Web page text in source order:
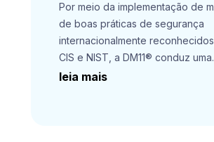
Por meio da implementação de
de boas práticas de segurança
internacionalmente
CIS e NIST, a DM11® conduz uma
avaliação detalhada dos seus
leia mais